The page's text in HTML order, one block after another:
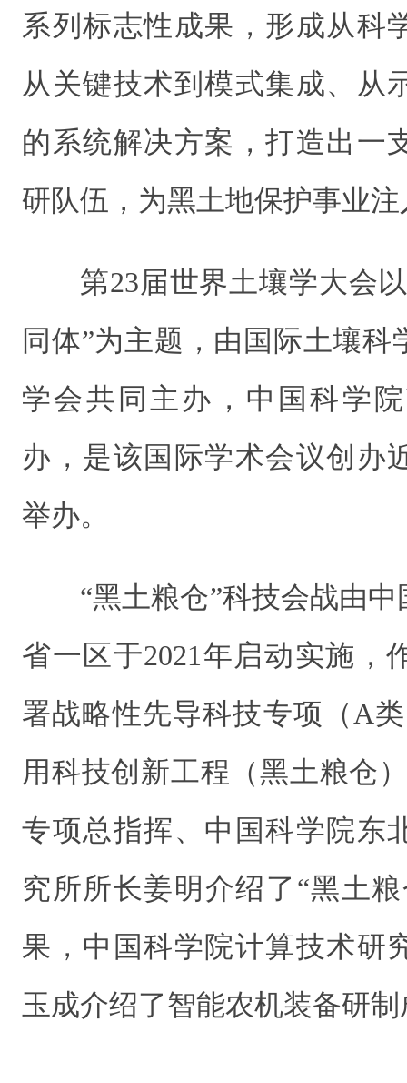
系列标志性成果，形成从科
从关键技术到模式集成、从
的系统解决方案，打造出一
研队伍，为黑土地保护事业
第23届世界土壤学大会
同体”为主题，由国际土壤
学会共同主办，中国科学
办，是该国际学术会议创办
举办。
“黑土粮仓”科技会战由
省一区于2021年启动实施，
署战略性先导科技专项（A
用科技创新工程（黑土粮仓
专项总指挥、中国科学院东
究所所长姜明介绍了“黑土
果，中国科学院计算技术研
玉成介绍了智能农机装备研